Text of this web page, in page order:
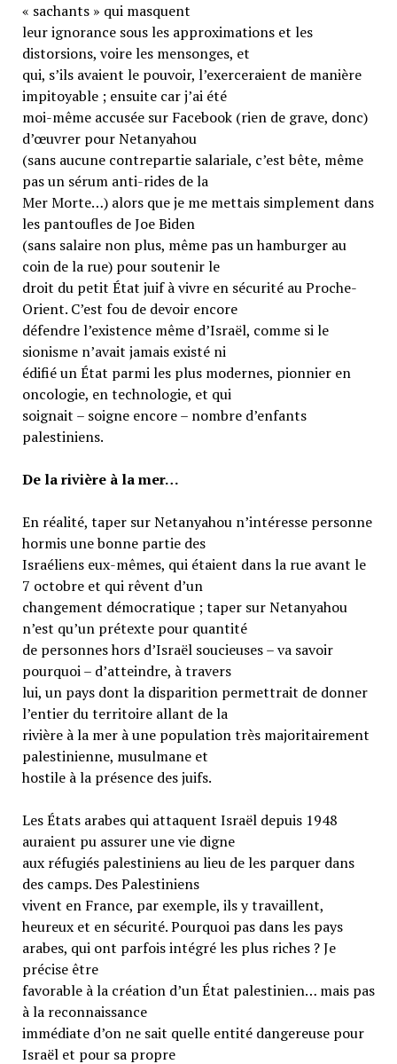
« sachants » qui masquent
leur ignorance sous les approximations et les
distorsions, voire les mensonges, et
qui, s’ils avaient le pouvoir, l’exerceraient de manière
impitoyable ; ensuite car j’ai été
moi-même accusée sur Facebook (rien de grave, donc)
d’œuvrer pour Netanyahou
(sans aucune contrepartie salariale, c’est bête, même
pas un sérum anti-rides de la
Mer Morte…) alors que je me mettais simplement dans
les pantoufles de Joe Biden
(sans salaire non plus, même pas un hamburger au
coin de la rue) pour soutenir le
droit du petit État juif à vivre en sécurité au Proche-
Orient. C’est fou de devoir encore
défendre l’existence même d’Israël, comme si le
sionisme n’avait jamais existé ni
édifié un État parmi les plus modernes, pionnier en
oncologie, en technologie, et qui
soignait – soigne encore – nombre d’enfants
palestiniens.
De la rivière à la mer…
En réalité, taper sur Netanyahou n’intéresse personne
hormis une bonne partie des
Israéliens eux-mêmes, qui étaient dans la rue avant le
7 octobre et qui rêvent d’un
changement démocratique ; taper sur Netanyahou
n’est qu’un prétexte pour quantité
de personnes hors d’Israël soucieuses – va savoir
pourquoi – d’atteindre, à travers
lui, un pays dont la disparition permettrait de donner
l’entier du territoire allant de la
rivière à la mer à une population très majoritairement
palestinienne, musulmane et
hostile à la présence des juifs.
Les États arabes qui attaquent Israël depuis 1948
auraient pu assurer une vie digne
aux réfugiés palestiniens au lieu de les parquer dans
des camps. Des Palestiniens
vivent en France, par exemple, ils y travaillent,
heureux et en sécurité. Pourquoi pas dans les pays
arabes, qui ont parfois intégré les plus riches ? Je
précise être
favorable à la création d’un État palestinien… mais pas
à la reconnaissance
immédiate d’on ne sait quelle entité dangereuse pour
Israël et pour sa propre